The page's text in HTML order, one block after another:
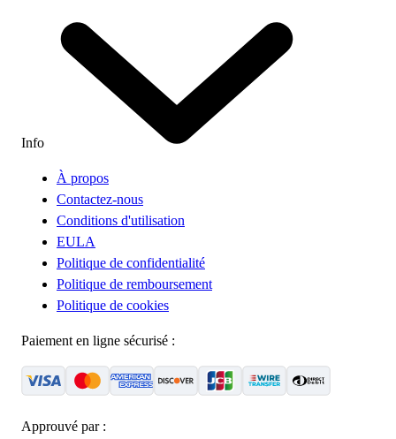
Info
À propos
Contactez-nous
Conditions d'utilisation
EULA
Politique de confidentialité
Politique de remboursement
Politique de cookies
Paiement en ligne sécurisé :
Approuvé par :